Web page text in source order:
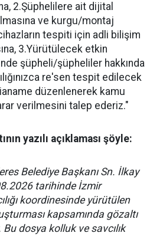
2.Şüphelilere ait dijital
ve kurgu/montaj
tespiti için adli bilişim
3.Yürütülecek etkin
şüpheli/şüpheliler hakkında
re'sen tespit edilecek
düzenlenerek kamu
verilmesini talep ederiz."
yazılı açıklaması şöyle:
Belediye Başkanı Sn. İlkay
tarihinde İzmir
koordinesinde yürütülen
kapsamında gözaltı
dosya kolluk ve savcılık